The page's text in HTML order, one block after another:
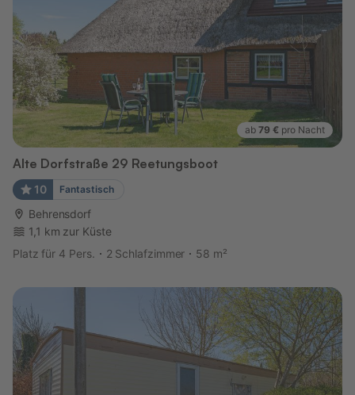
ab 79 € pro Nacht
Alte Dorfstraße 29 Reetungsboot
10 Fantastisch
Behrensdorf
1,1 km zur Küste
Platz für 4 Pers.
2 Schlafzimmer 58 m²